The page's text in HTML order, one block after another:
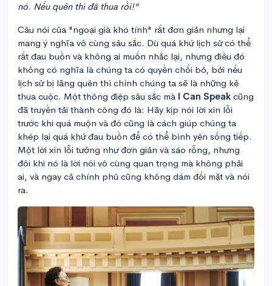
nó. Nếu quên thì đã thua rồi!"
Câu nói của "ngoại già khó tính" rất đơn giản nhưng lại
mang ý nghĩa vô cùng sâu sắc. Dù quá khứ lịch sử có thể
rất đau buồn và không ai muốn nhắc lại, nhưng điều đó
không có nghĩa là chúng ta có quyền chối bỏ, bởi nếu
lịch sử bị lãng quên thì chính chúng ta sẽ là những kẻ
thua cuộc. Một thông điệp sâu sắc mà I Can Speak cũng
đã truyền tải thành công đó là: Hãy kịp nói lời xin lỗi
trước khi quá muộn và đó cũng là cách giúp chúng ta
khép lại quá khứ đau buồn để có thể bình yên sống tiếp.
Một lời xin lỗi tưởng như đơn giản và sáo rỗng, nhưng
đôi khi nó là lời nói vô cùng quan trọng mà không phải
ai, và ngay cả chính phủ cũng không dám đối mặt và nói
ra.